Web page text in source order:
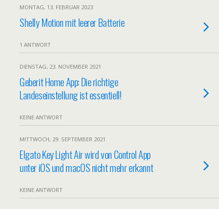
MONTAG, 13. FEBRUAR 2023
Shelly Motion mit leerer Batterie
1 ANTWORT
DIENSTAG, 23. NOVEMBER 2021
Geberit Home App: Die richtige
Landeseinstellung ist essentiell!
KEINE ANTWORT
MITTWOCH, 29. SEPTEMBER 2021
Elgato Key Light Air wird von Control App
unter iOS und macOS nicht mehr erkannt
KEINE ANTWORT